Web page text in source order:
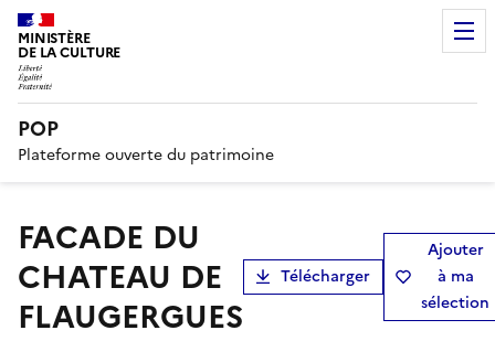
MINISTÈRE
DE LA CULTURE
POP
Plateforme ouverte du patrimoine
FACADE DU
CHATEAU DE
FLAUGERGUES
Télécharger
Ajouter
à ma
sélection